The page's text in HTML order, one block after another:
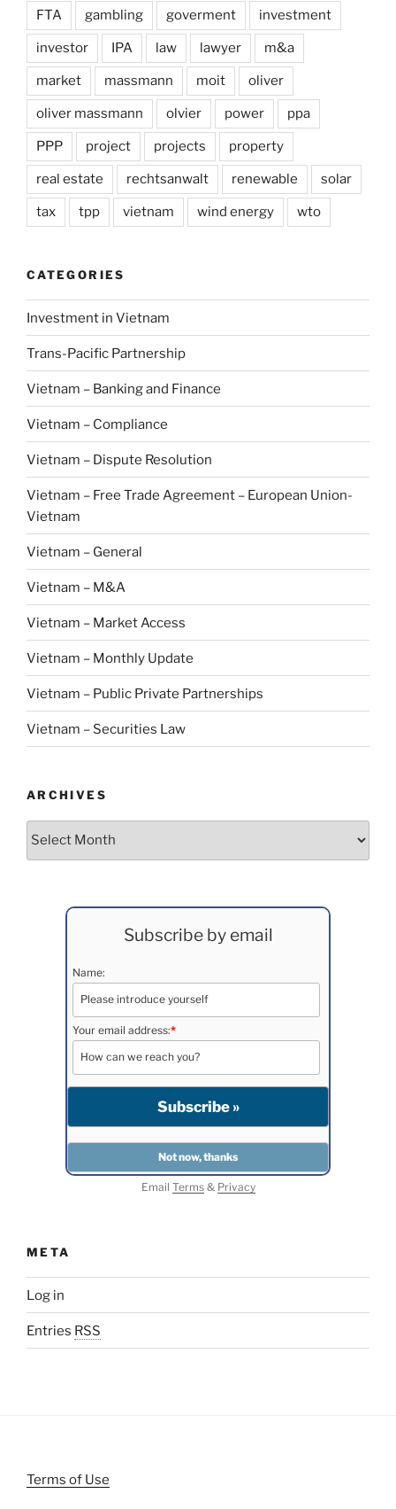
FTA gambling goverment investment
investor IPA law lawyer m&a
market massmann moit oliver
oliver massmann olvier power ppa
PPP project projects property
real estate rechtsanwalt renewable solar
tax tpp vietnam wind energy wto
CATEGORIES
Investment in Vietnam
Trans-Pacific Partnership
Vietnam – Banking and Finance
Vietnam – Compliance
Vietnam – Dispute Resolution
Vietnam – Free Trade Agreement – European Union-
Vietnam
Vietnam – General
Vietnam – M&A
Vietnam – Market Access
Vietnam – Monthly Update
Vietnam – Public Private Partnerships
Vietnam – Securities Law
ARCHIVES
Archives
Subscribe by email
Name:
Your email address:*
Email Terms& Privacy
META
Log in
Entries RSS
Terms of Use